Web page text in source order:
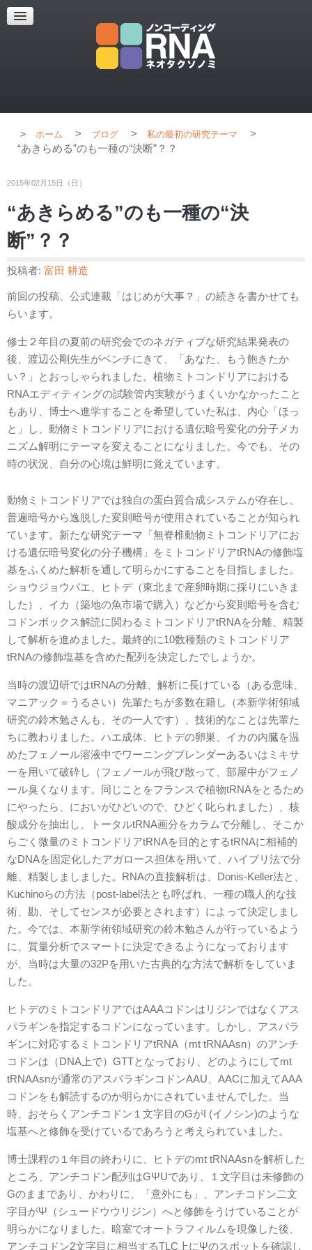
超解像顕微鏡
超解像顕微鏡の紹介
ホーム > ブログ > 私の最初の研究テーマ
>
“あきらめる”のも一種の“決断”？？
2015年02月15日（日）
“あきらめる”のも一種の“決
断”？？
投稿者: 富田 耕造
前回の投稿、公式連載「はじめが大事？」の続きを書かせても
らいます。
修士２年目の夏前の研究会でのネガティブな研究結果発表の
後、渡辺公剛先生がベンチにきて、「あなた、もう飽きたか
い？」とおっしゃられました。植物ミトコンドリアにおける
RNAエディティングの試験管内実験がうまくいかなかったこと
もあり、博士へ進学することを希望していた私は、内心「ほっ
と」し、動物ミトコンドリアにおける遺伝暗号変化の分子メカ
ニズム解明にテーマを変えることになりました。今でも、その
時の状況、自分の心境は鮮明に覚えています。
動物ミトコンドリアでは独自の蛋白質合成システムが存在し、
普遍暗号から逸脱した変則暗号が使用されていることが知られ
ています。新たな研究テーマ「無脊椎動物ミトコンドリアにお
ける遺伝暗号変化の分子機構」をミトコンドリアtRNAの修飾塩
基をふくめた解析を通して明らかにすることを目指しました。
ショウジョウバエ、ヒトデ（東北まで産卵時期に採りにいきま
した）、イカ（築地の魚市場で購入）などから変則暗号を含む
コドンボックス解読に関わるミトコンドリアtRNAを分離、精製
して解析を進めました。最終的に10数種類のミトコンドリア
tRNAの修飾塩基を含めた配列を決定したでしょうか。
当時の渡辺研ではtRNAの分離、解析に長けている（ある意味、
マニアック＝うるさい）先輩たちが多数在籍し（本新学術領域
研究の鈴木勉さんも、その一人です）、技術的なことは先輩た
ちに教わりました。ハエ成体、ヒトデの卵巣、イカの内臓を温
めたフェノール溶液中でワーニングブレンダーあるいはミキサ
ーを用いて破砕し（フェノールが飛び散って、部屋中がフェノ
ール臭くなります。同じことをフランスで植物tRNAをとるため
にやったら、においがひどいので、ひどく叱られました）、核
酸成分を抽出し、トータルtRNA画分をカラムで分離し、そこか
らごく微量のミトコンドリアtRNAを目的とするtRNAに相補的
なDNAを固定化したアガロース担体を用いて、ハイブリ法で分
離、精製しましました。RNAの直接解析は、Donis-Keller法と、
Kuchinoらの方法（post-label法とも呼ばれ、一種の職人的な技
術、勘、そしてセンスが必要とされます）によって決定しまし
た。今では、本新学術領域研究の鈴木勉さんが行っているよう
に、質量分析でスマートに決定できるようになっております
が、当時は大量の32Pを用いた古典的な方法で解析をしていま
した。
ヒトデのミトコンドリアではAAAコドンはリジンではなくアス
パラギンを指定するコドンになっています。しかし、アスパラ
ギンに対応するミトコンドリアtRNA（mt tRNAAsn）のアンチ
コドンは（DNA上で）GTTとなっており、どのようにしてmt
tRNAAsnが通常のアスパラギンコドンAAU、AACに加えてAAA
コドンをも解読するのか明らかにされていませんでした。当
時、おそらくアンチコドン１文字目のGがI (イノシン)のような
塩基へと修飾を受けているであろうと考えられていました。
博士課程の１年目の終わりに、ヒトデのmt tRNAAsnを解析した
ところ、アンチコドン配列はGΨUであり、１文字目は未修飾の
Gのままであり、かわりに、「意外にも」、アンチコドン二文
字目がΨ（シュードウウリジン）へと修飾をうけていることが
明らかになりました。暗室でオートラフィルムを現像した後、
アンチコドン2文字目に相当するTLC上にΨのスポットを確認し